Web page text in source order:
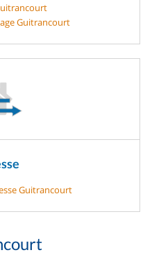
Guitrancourt
Guitrancourt